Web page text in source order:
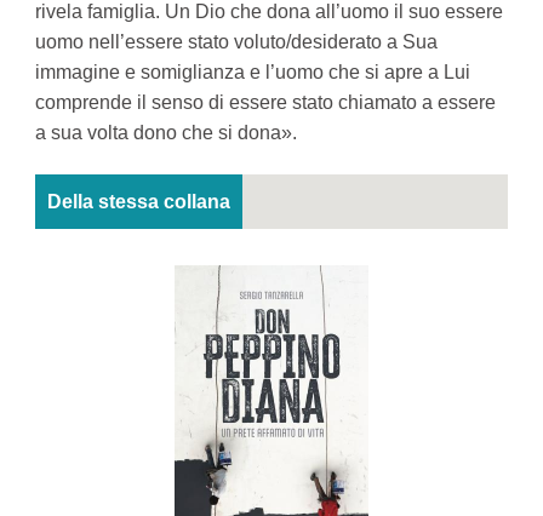
rivela famiglia. Un Dio che dona all’uomo il suo essere
uomo nell’essere stato voluto/desiderato a Sua
immagine e somiglianza e l’uomo che si apre a Lui
comprende il senso di essere stato chiamato a essere
a sua volta dono che si dona».
Della stessa collana